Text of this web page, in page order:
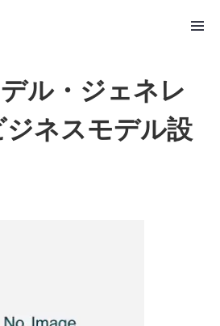
ル・ジェネレ
ネスモデル設